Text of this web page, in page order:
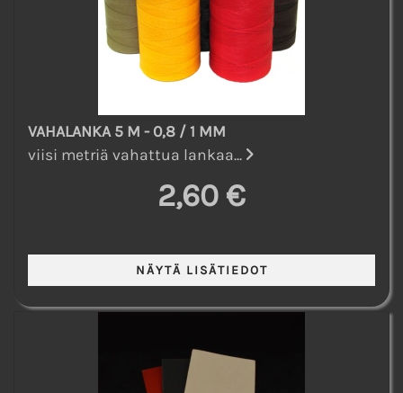
VAHALANKA 5 M - 0,8 / 1 MM
viisi metriä vahattua lankaa...
2,60 €